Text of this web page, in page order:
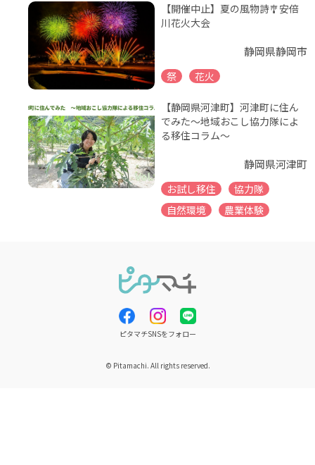
【開催中止】夏の風物詩🎐安倍
川花火大会
静岡県静岡市
祭 花火
【静岡県河津町】河津町に住ん
でみた～地域おこし協力隊によ
る移住コラム～
静岡県河津町
お試し移住
協力隊
自然環境
農業体験
ピタマチSNSをフォロー
© Pitamachi. All rights reserved.